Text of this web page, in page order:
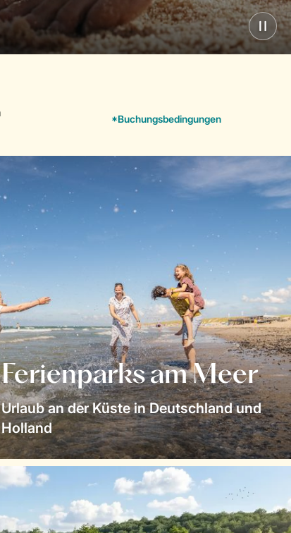
Ferienparks am Meer
Urlaub an der Küste in Deutschland und
Holland